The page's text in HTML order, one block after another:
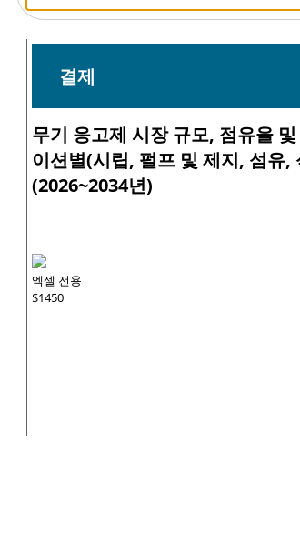
결제
무기 응고제 시장 규모, 점유율
이션별(시립, 펄프 및 제지, 섬유
(2026~2034년)
엑셀 전용
$1450